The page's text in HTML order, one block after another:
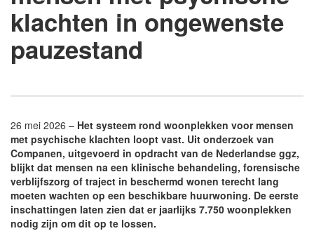
klachten in ongewenste
pauzestand
26 mei 2026 – Het systeem rond woonplekken voor mensen
met psychische klachten loopt vast. Uit onderzoek van
Companen, uitgevoerd in opdracht van de Nederlandse ggz,
blijkt dat mensen na een klinische behandeling, forensische
verblijfszorg of traject in beschermd wonen terecht lang
moeten wachten op een beschikbare huurwoning. De eerste
inschattingen laten zien dat er jaarlijks 7.750 woonplekken
nodig zijn om dit op te lossen.